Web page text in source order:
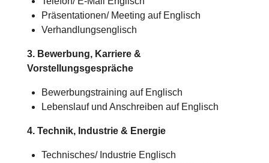
Präsentationen/ Meeting auf Englisch
Verhandlungsenglisch
3. Bewerbung, Karriere &
Vorstellungsgespräche
Bewerbungstraining auf Englisch
Lebenslauf und Anschreiben auf Englisch
4. Technik, Industrie & Energie
Technisches/ Industrie Englisch